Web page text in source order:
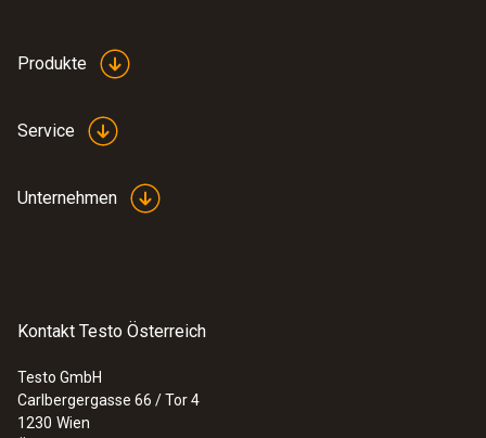
Produkte
Service
Unternehmen
Kontakt Testo Österreich
Testo GmbH
Carlbergergasse 66 / Tor 4
1230 Wien